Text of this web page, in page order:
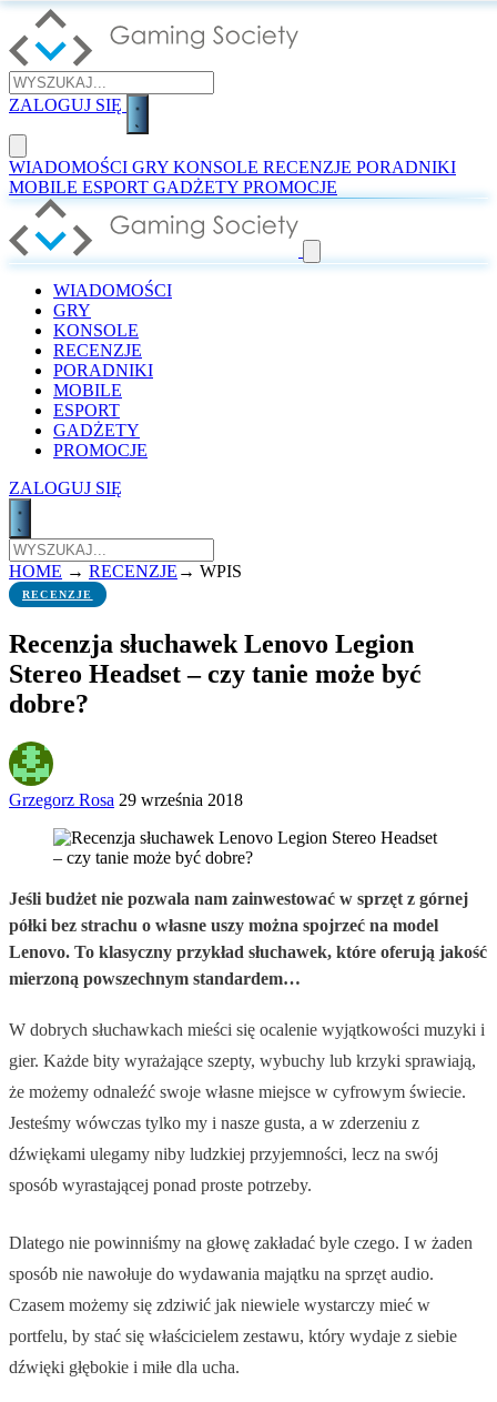
ZALOGUJ SIĘ
WIADOMOŚCI GRY KONSOLE RECENZJE PORADNIKI
MOBILE ESPORT GADŻETY PROMOCJE
WIADOMOŚCI
GRY
KONSOLE
RECENZJE
PORADNIKI
MOBILE
ESPORT
GADŻETY
PROMOCJE
ZALOGUJ SIĘ
HOME → RECENZJE → WPIS
RECENZJE
Recenzja słuchawek Lenovo Legion
Stereo Headset – czy tanie może być
dobre?
Grzegorz Rosa 29 września 2018
Jeśli budżet nie pozwala nam zainwestować w sprzęt z górnej
półki bez strachu o własne uszy można spojrzeć na model
Lenovo. To klasyczny przykład słuchawek, które oferują jakość
mierzoną powszechnym standardem…
W dobrych słuchawkach mieści się ocalenie wyjątkowości muzyki i
gier. Każde bity wyrażające szepty, wybuchy lub krzyki sprawiają,
że możemy odnaleźć swoje własne miejsce w cyfrowym świecie.
Jesteśmy wówczas tylko my i nasze gusta, a w zderzeniu z
dźwiękami ulegamy niby ludzkiej przyjemności, lecz na swój
sposób wyrastającej ponad proste potrzeby.
Dlatego nie powinniśmy na głowę zakładać byle czego. I w żaden
sposób nie nawołuje do wydawania majątku na sprzęt audio.
Czasem możemy się zdziwić jak niewiele wystarczy mieć w
portfelu, by stać się właścicielem zestawu, który wydaje z siebie
dźwięki głębokie i miłe dla ucha.